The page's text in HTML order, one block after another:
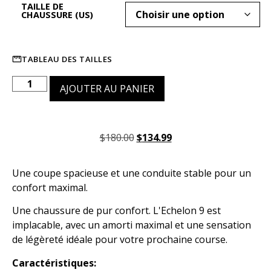
TAILLE DE
CHAUSSURE (US)
TABLEAU DES TAILLES
AJOUTER AU PANIER
$180.00 $134.99
Une coupe spacieuse et une conduite stable pour un
confort maximal.
Une chaussure de pur confort. L'Echelon 9 est
implacable, avec un amorti maximal et une sensation
de légèreté idéale pour votre prochaine course.
Caractéristiques: